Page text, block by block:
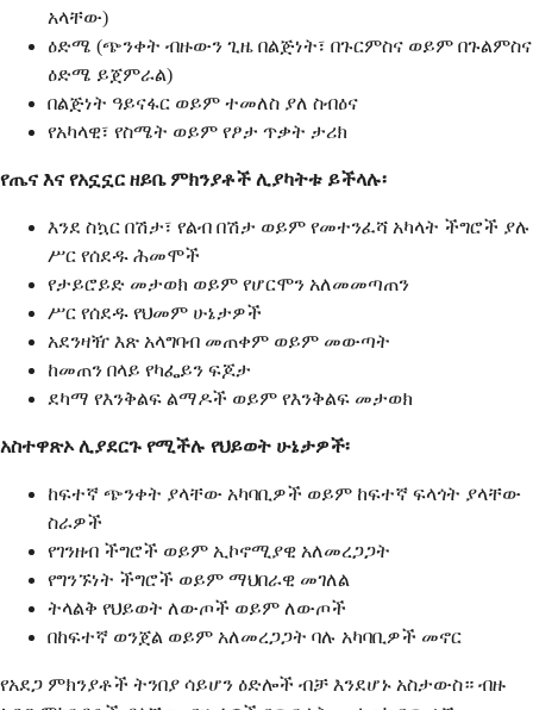
አላቸው)
ዕድሜ (ጭንቀት ብዙውን ጊዜ በልጅነት፣ በጉርምስና ወይም በጉልምስና
ዕድሜ ይጀምራል)
በልጅነት ዓይናፋር ወይም ተመለስ ያለ ስብዕና
የአካላዊ፣ የስሜት ወይም የፆታ ጥቃት ታሪክ
የጤና እና የአኗኗር ዘይቤ ምክንያቶች ሊያካትቱ ይችላሉ፡
እንደ ስኳር በሽታ፣ የልብ በሽታ ወይም የመተንፈሻ አካላት ችግሮች ያሉ
ሥር የሰደዱ ሕመሞች
የታይሮይድ መታወክ ወይም የሆርሞን አለመመጣጠን
ሥር የሰደዱ የህመም ሁኔታዎች
አደንዛዥ እጽ አላግባብ መጠቀም ወይም መውጣት
ከመጠን በላይ የካፌይን ፍጆታ
ደካማ የእንቅልፍ ልማዶች ወይም የእንቅልፍ መታወክ
አስተዋጽኦ ሊያደርጉ የሚችሉ የህይወት ሁኔታዎች፡
ከፍተኛ ጭንቀት ያላቸው አካባቢዎች ወይም ከፍተኛ ፍላጎት ያላቸው
ስራዎች
የገንዘብ ችግሮች ወይም ኢኮኖሚያዊ አለመረጋጋት
የግንኙነት ችግሮች ወይም ማህበራዊ መገለል
ትላልቅ የህይወት ለውጦች ወይም ለውጦች
በከፍተኛ ወንጀል ወይም አለመረጋጋት ባሉ አካባቢዎች መኖር
የአደጋ ምክንያቶች ትንበያ ሳይሆን ዕድሎች ብቻ እንደሆኑ አስታውስ። ብዙ